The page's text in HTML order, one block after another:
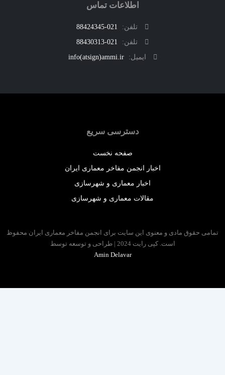
اطلاعات تماس
تلفن:
021-88424345
تلفن:
021-88430313
ایمیل:
info(atsign)ammi.ir
دسترسی سریع
صفحه نخست
اخبار انجمن مفاخر معماری ایران
اخبار معماری و شهرسازی
مقالات معماری و شهرسازی
حقوق مادی و معنوی این سایت برای انجمن مفاخر معماری ایران محفوظ
است. کپی رایت 2024 | طراحی و توسعه توسط
Amin Delavar